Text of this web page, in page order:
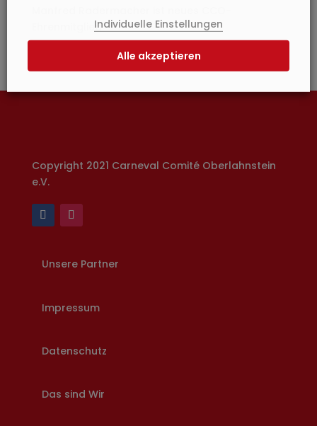
Ehrenmitglied
Copyright 2021 Carneval Comité Oberlahnstein
e.V.
Unsere Partner
Impressum
Datenschutz
Das sind Wir
Individuelle Einstellungen
Alle akzeptieren